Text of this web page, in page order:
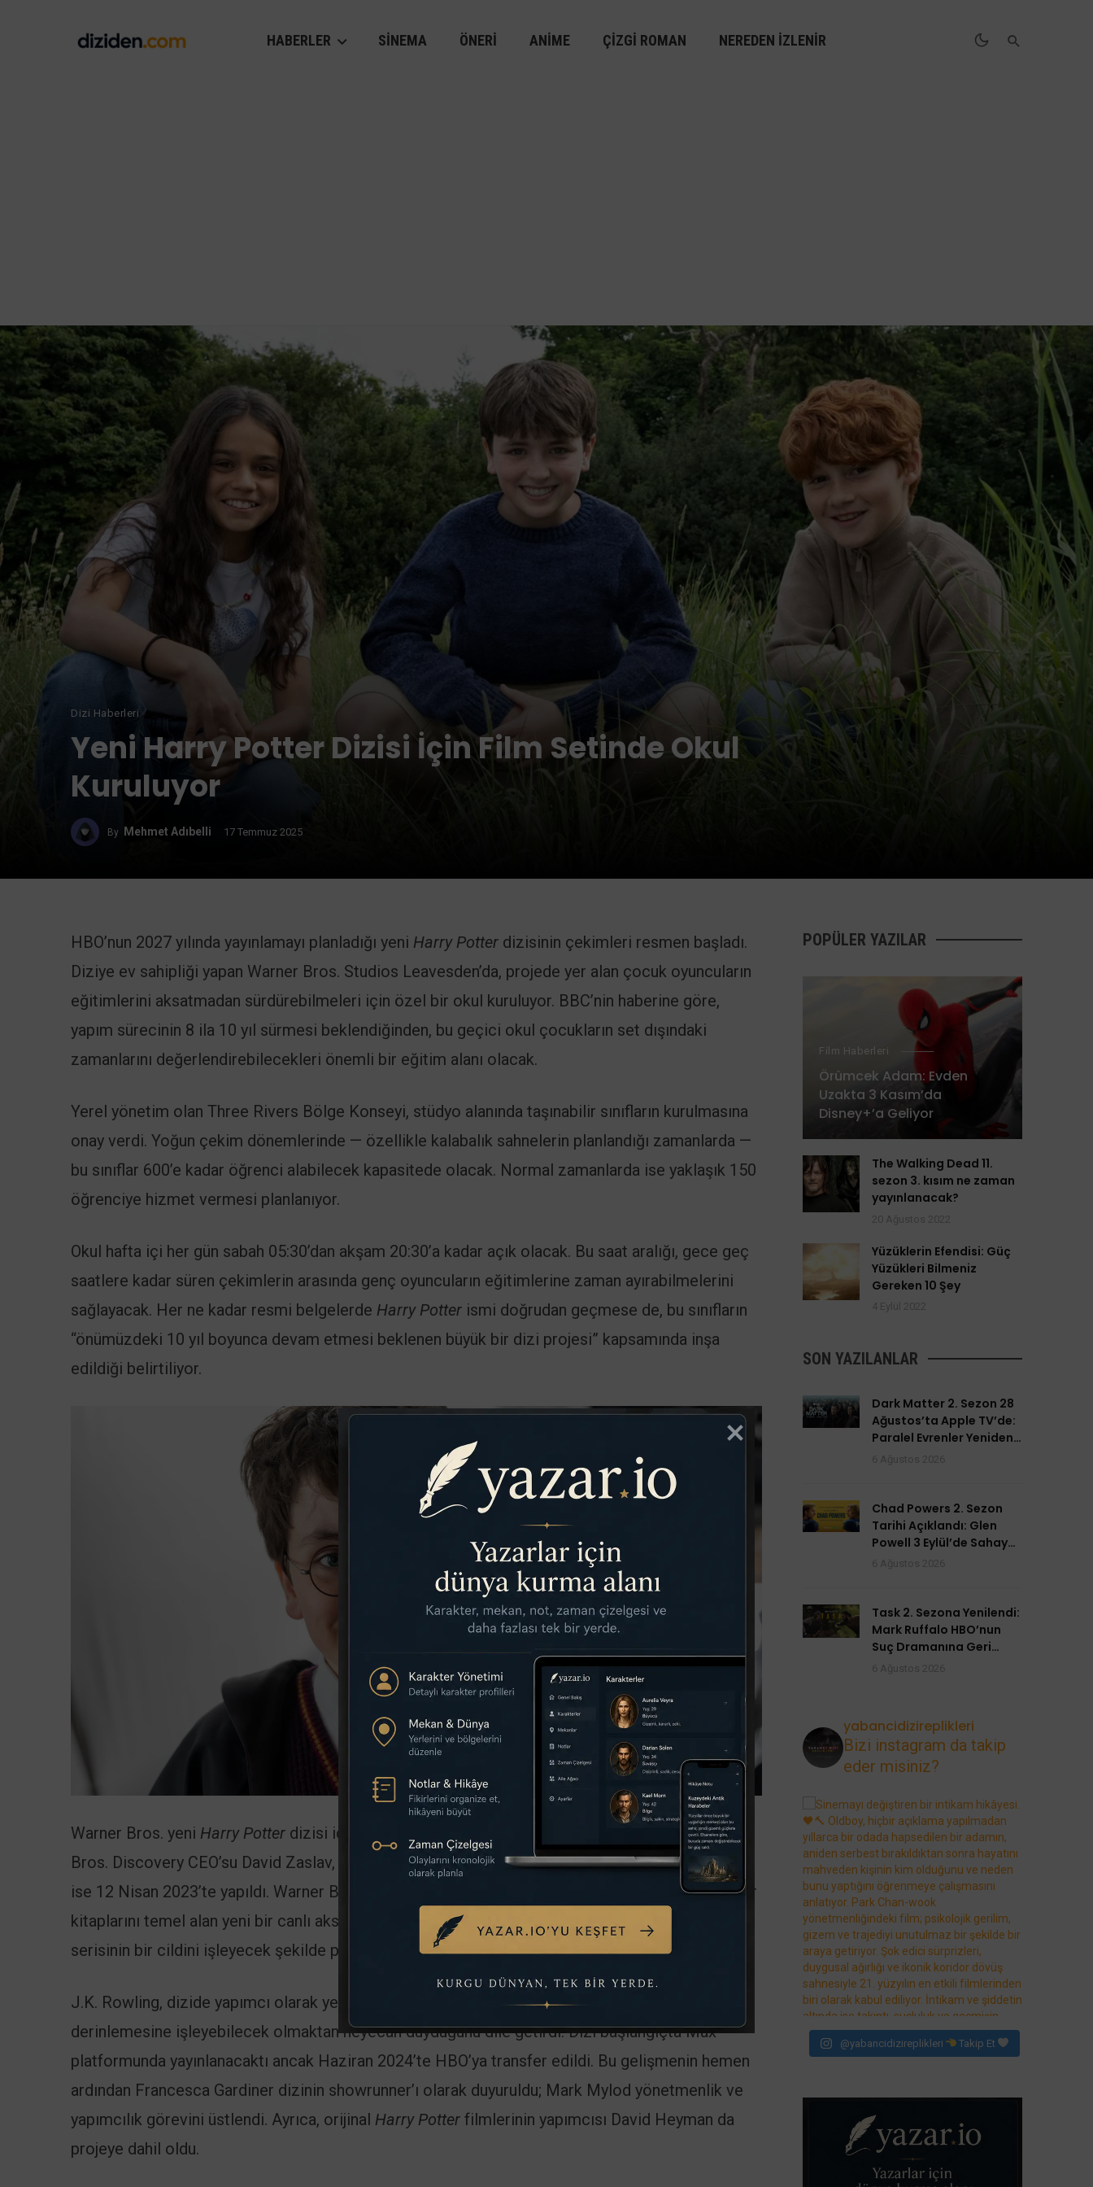
HABERLER SINEMA ÖNERI ANIME ÇIZGI ROMAN NEREDEN İZLENIR
Dizi Haberleri
Yeni Harry Potter Dizisi İçin Film Setinde Okul
Kuruluyor
By Mehmet Adıbelli 17 Temmuz 2025
HBO’nun 2027 yılında yayınlamayı planladığı yeni Harry Potter dizisinin çekimleri resmen başladı.
Diziye ev sahipliği yapan Warner Bros. Studios Leavesden’da, projede yer alan çocuk oyuncuların
eğitimlerini aksatmadan sürdürebilmeleri için özel bir okul kuruluyor. BBC’nin haberine göre,
yapım sürecinin 8 ila 10 yıl sürmesi beklendiğinden, bu geçici okul çocukların set dışındaki
zamanlarını değerlendirebilecekleri önemli bir eğitim alanı olacak.
Yerel yönetim olan Three Rivers Bölge Konseyi, stüdyo alanında taşınabilir sınıfların kurulmasına
onay verdi. Yoğun çekim dönemlerinde — özellikle kalabalık sahnelerin planlandığı zamanlarda —
bu sınıflar 600’e kadar öğrenci alabilecek kapasitede olacak. Normal zamanlarda ise yaklaşık 150
öğrenciye hizmet vermesi planlanıyor.
Okul hafta içi her gün sabah 05:30’dan akşam 20:30’a kadar açık olacak. Bu saat aralığı, gece geç
saatlere kadar süren çekimlerin arasında genç oyuncuların eğitimlerine zaman ayırabilmelerini
sağlayacak. Her ne kadar resmi belgelerde Harry Potter ismi doğrudan geçmese de, bu sınıfların
“önümüzdeki 10 yıl boyunca devam etmesi beklenen büyük bir dizi projesi” kapsamında inşa
edildiği belirtiliyor.
Warner Bros. yeni Harry Potter dizisi için ilk adımı Ocak 2021’de attı. Mayıs 2022’de ise Warner
Bros. Discovery CEO’su David Zaslav, serinin yazarı J.K. Rowling ile bir araya geldi. Nihai duyuru
ise 12 Nisan 2023’te yapıldı. Warner Bros. Discovery, kendi dijital platformu Max için
Harry Potter
kitaplarını temel alan yeni bir canlı aksiyon dizisi çekeceğini açıkladı. Dizinin her sezonu, kitap
serisinin bir cildini işleyecek şekilde planlandı.
J.K. Rowling, dizide yapımcı olarak yer alacak ve bu yeni uyarlamada kitapların detaylarını daha
derinlemesine işleyebilecek olmaktan heyecan duyduğunu dile getirdi. Dizi başlangıçta Max
platformunda yayınlanacaktı ancak Haziran 2024’te HBO’ya transfer edildi. Bu gelişmenin hemen
ardından Francesca Gardiner dizinin showrunner’ı olarak duyuruldu; Mark Mylod yönetmenlik ve
yapımcılık görevini üstlendi. Ayrıca, orijinal Harry Potter filmlerinin yapımcısı David Heyman da
projeye dahil oldu.
POPÜLER YAZILAR
Film Haberleri
Örümcek Adam: Evden
Uzakta 3 Kasım’da
Disney+’a Geliyor
The Walking Dead 11.
sezon 3. kısım ne zaman
yayınlanacak?
Yüzüklerin Efendisi: Güç
Yüzükleri Bilmeniz
Gereken 10 Şey
SON YAZILANLAR
Dark Matter 2. Sezon 28
Ağustos’ta Apple TV’de:
Paralel Evrenler Yeniden
Chad Powers 2. Sezon
Tarihi Açıklandı: Glen
Powell 3 Eylül’de Sahaya
Task 2. Sezona Yenilendi:
Mark Ruffalo HBO’nun
Suç Dramanına Geri
yabancidizireplikleri
Bizi instagram da takip
eder misiniz?
@yabancidizireplikleri Takip Et